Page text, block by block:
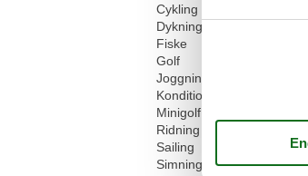
Cykling
Dykning
Fiske
Golf
Joggning
Konditionsträning
Minigolf
Ridning
Sailing
Simning